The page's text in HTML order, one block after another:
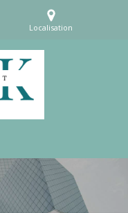
Localisation